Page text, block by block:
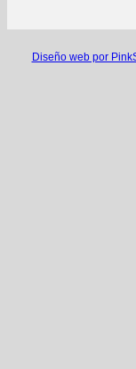
Diseño web por